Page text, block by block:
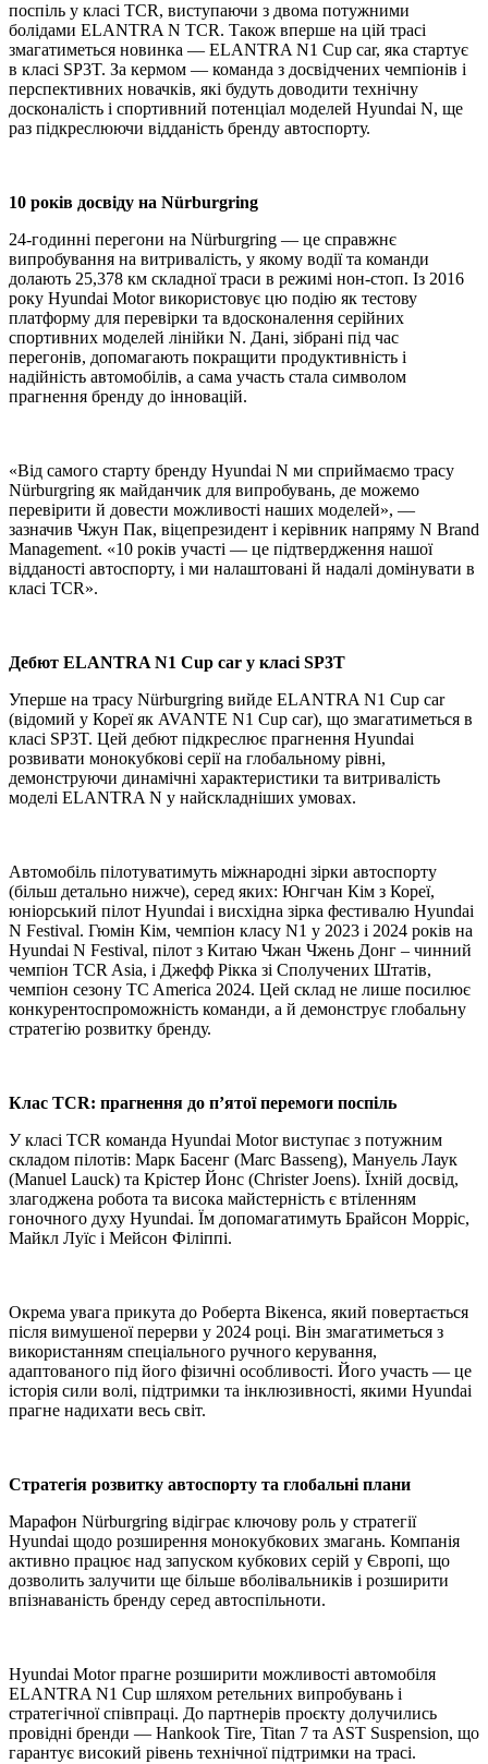
поспіль у класі TCR, виступаючи з двома потужними
болідами ELANTRA N TCR. Також вперше на цій трасі
змагатиметься новинка — ELANTRA N1 Cup car, яка стартує
в класі SP3T. За кермом — команда з досвідчених чемпіонів і
перспективних новачків, які будуть доводити технічну
досконалість і спортивний потенціал моделей Hyundai N, ще
раз підкреслюючи відданість бренду автоспорту.
10 років досвіду на Nürburgring
24-годинні перегони на Nürburgring — це справжнє
випробування на витривалість, у якому водії та команди
долають 25,378 км складної траси в режимі нон-стоп. Із 2016
року Hyundai Motor використовує цю подію як тестову
платформу для перевірки та вдосконалення серійних
спортивних моделей лінійки N. Дані, зібрані під час
перегонів, допомагають покращити продуктивність і
надійність автомобілів, а сама участь стала символом
прагнення бренду до інновацій.
«Від самого старту бренду Hyundai N ми сприймаємо трасу
Nürburgring як майданчик для випробувань, де можемо
перевірити й довести можливості наших моделей», —
зазначив Чжун Пак, віцепрезидент і керівник напряму N Brand
Management. «10 років участі — це підтвердження нашої
відданості автоспорту, і ми налаштовані й надалі домінувати в
класі TCR».
Дебют ELANTRA N1 Cup car у класі SP3T
Уперше на трасу Nürburgring вийде ELANTRA N1 Cup car
(відомий у Кореї як AVANTE N1 Cup car), що змагатиметься в
класі SP3T. Цей дебют підкреслює прагнення Hyundai
розвивати монокубкові серії на глобальному рівні,
демонструючи динамічні характеристики та витривалість
моделі ELANTRA N у найскладніших умовах.
Автомобіль пілотуватимуть міжнародні зірки автоспорту
(більш детально нижче), серед яких: Юнгчан Кім з Кореї,
юніорський пілот Hyundai і висхідна зірка фестивалю Hyundai
N Festival. Гюмін Кім, чемпіон класу N1 у 2023 і 2024 років на
Hyundai N Festival, пілот з Китаю Чжан Чжень Донг – чинний
чемпіон TCR Asia, і Джефф Рікка зі Сполучених Штатів,
чемпіон сезону TC America 2024. Цей склад не лише посилює
конкурентоспроможність команди, а й демонструє глобальну
стратегію розвитку бренду.
Клас TCR: прагнення до п’ятої перемоги поспіль
У класі TCR команда Hyundai Motor виступає з потужним
складом пілотів: Марк Басенг (Marc Basseng), Мануель Лаук
(Manuel Lauck) та Крістер Йонс (Christer Joens). Їхній досвід,
злагоджена робота та висока майстерність є втіленням
гоночного духу Hyundai. Їм допомагатимуть Брайсон Морріс,
Майкл Луїс і Мейсон Філіппі.
Окрема увага прикута до Роберта Вікенса, який повертається
після вимушеної перерви у 2024 році. Він змагатиметься з
використанням спеціального ручного керування,
адаптованого під його фізичні особливості. Його участь — це
історія сили волі, підтримки та інклюзивності, якими Hyundai
прагне надихати весь світ.
Стратегія розвитку автоспорту та глобальні плани
Марафон Nürburgring відіграє ключову роль у стратегії
Hyundai щодо розширення монокубкових змагань. Компанія
активно працює над запуском кубкових серій у Європі, що
дозволить залучити ще більше вболівальників і розширити
впізнаваність бренду серед автоспільноти.
Hyundai Motor прагне розширити можливості автомобіля
ELANTRA N1 Cup шляхом ретельних випробувань і
стратегічної співпраці. До партнерів проєкту долучились
провідні бренди — Hankook Tire, Titan 7 та AST Suspension, що
гарантує високий рівень технічної підтримки на трасі.